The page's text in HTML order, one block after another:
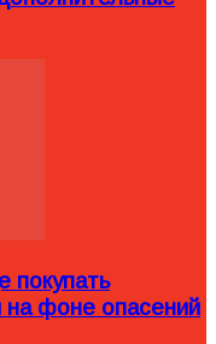
покупать
на фоне опасений